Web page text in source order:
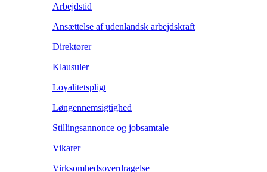
Arbejdstid
Ansættelse af udenlandsk arbejdskraft
Direktører
Klausuler
Loyalitetspligt
Løngennemsigtighed
Stillingsannonce og jobsamtale
Vikarer
Virksomhedsoverdragelse